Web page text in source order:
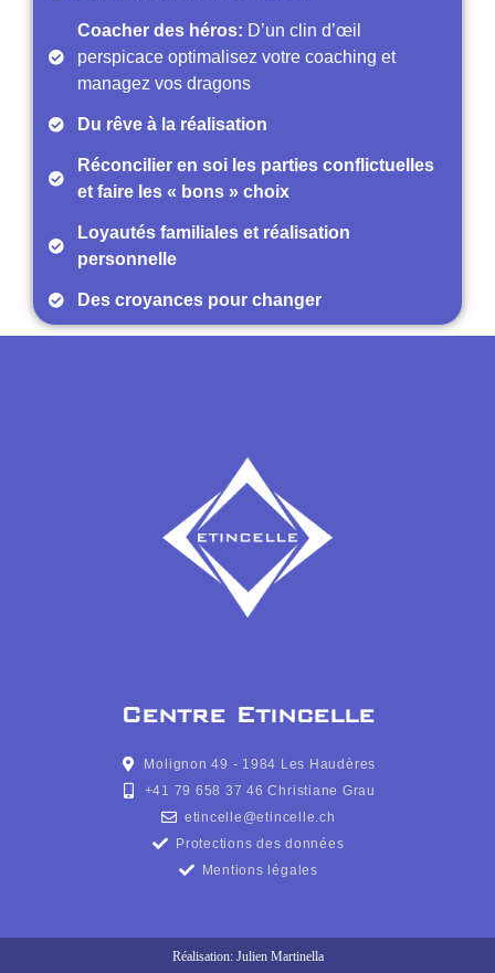
Coacher des héros: D’un clin d’œil
perspicace optimalisez votre coaching et
managez vos dragons
Du rêve à la réalisation
Réconcilier en soi les parties conflictuelles
et faire les « bons » choix
Loyautés familiales et réalisation
personnelle
Des croyances pour changer
Centre Etincelle
Molignon 49 - 1984 Les Haudères
+41 79 658 37 46 Christiane Grau
etincelle@etincelle.ch
Protections des données
Mentions légales
Réalisation: Julien Martinella